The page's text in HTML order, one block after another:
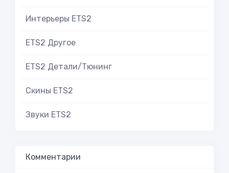
Интерьеры ETS2
ETS2 Другое
ETS2 Детали/Тюнинг
Скины ETS2
Звуки ETS2
Комментарии